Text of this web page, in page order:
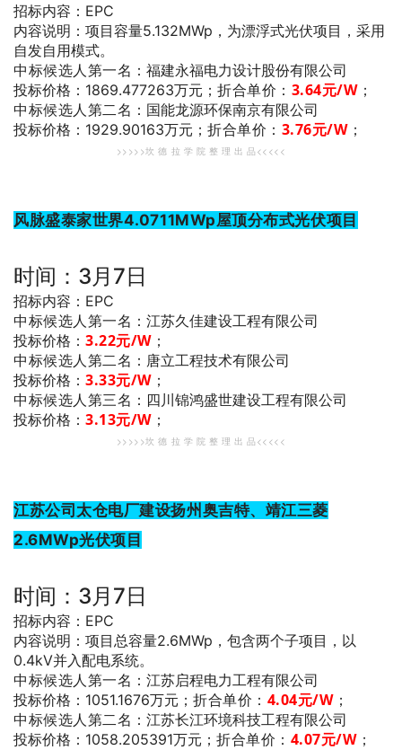
招标内容：EPC
内容说明：项目容量5.132MWp，为漂浮式光伏项目，采用
自发自用模式。
中标候选人第一名 ：福建永福电力设计股份有限公司
投标价格：1869.477263万元； 折合单价： 3.64元/W；
中标候选人第二名 ：国能龙源环保南京有限公司
投标价格：1929.90163万元； 折合单价： 3.76元/W；
>>>>>坎 德 拉 学 院 整 理 出 品<<<<<
风脉盛泰家世界4.0711MWp屋顶分布式光伏项目
时间：3月7日
招标内容：EPC
中标候选人第一名 ：江苏久佳建设工程有限公司
投标价格： 3.22元/W；
中标候选人第二名 ：唐立工程技术有限公司
投标价格： 3.33元/W；
中标候选人第三名 ：四川锦鸿盛世建设工程有限公司
投标价格： 3.13元/W；
>>>>>坎 德 拉 学 院 整 理 出 品<<<<<
江苏公司太仓电厂建设扬州奥吉特、靖江三菱
2.6MWp光伏项目
时间：3月7日
招标内容：EPC
内容说明：项目总容量2.6MWp，包含两个子项目，以
0.4kV并入配电系统。
中标候选人第一名 ：江苏启程电力工程有限公司
投标价格：1051.1676万元； 折合单价： 4.04元/W；
中标候选人第二名 ：江苏长江环境科技工程有限公司
投标价格：1058.205391万元； 折合单价： 4.07元/W；